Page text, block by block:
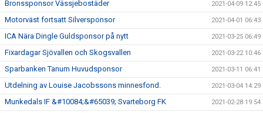
Bronssponsor Vässjebostäder 2021-04-09 12:45
Motorväst fortsatt Silversponsor 2021-04-01 06:43
ICA Nära Dingle Guldsponsor på nytt 2021-03-25 06:49
Fixardagar Sjövallen och Skogsvallen 2021-03-22 10:46
Sparbanken Tanum Huvudsponsor 2021-03-11 06:41
Utdelning av Louise Jacobssons minnesfond. 2021-03-04 14:29
Munkedals IF &#10084;&#65039; Svarteborg FK 2021-02-28 19:54